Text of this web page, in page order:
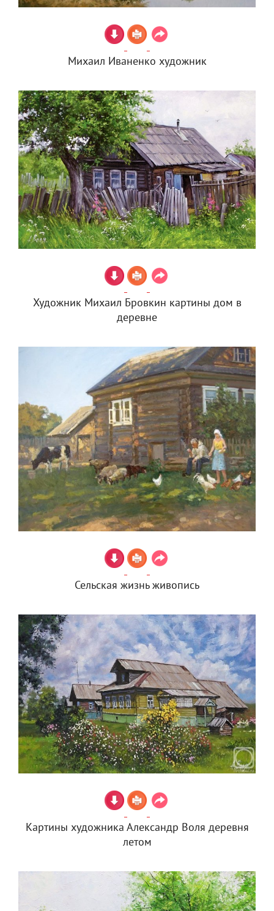
Михаил Иваненко художник
Художник Михаил Бровкин картины дом в
деревне
Сельская жизнь живопись
Картины художника Александр Воля деревня
летом